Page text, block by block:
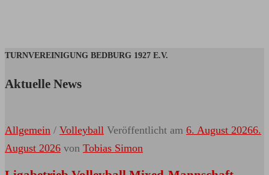
TURNVEREINIGUNG BEDBURG 1927 E.V.
Aktuelle News
Allgemein / Volleyball Veröffentlicht am 6. August 20266.
August 2026 von Tobias Simon